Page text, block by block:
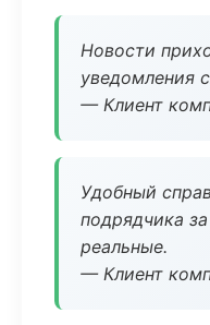
Новости
уведомления
— Клиент
Удобный
подрядчика
реальные.
— Клиент